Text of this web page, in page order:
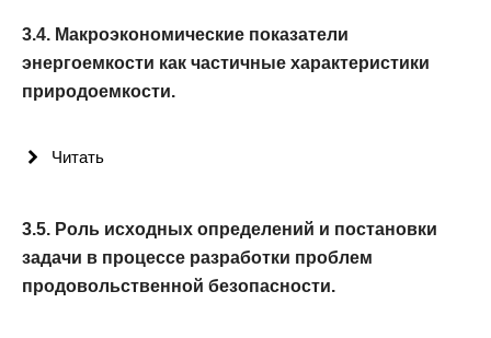
3.4. Макроэкономические показатели
энергоемкости как частичные характеристики
природоемкости.
Читать
3.5. Роль исходных определений и постановки
задачи в процессе разработки проблем
продовольственной безопасности.